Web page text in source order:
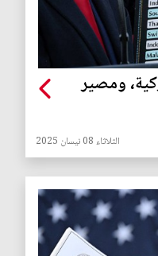
ومصير
الثلاثاء 08 نيسان 2025